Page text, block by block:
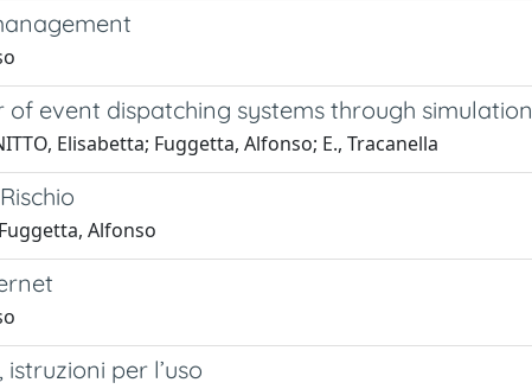
event dispatching systems through simulation
Elisabetta; Fuggetta, Alfonso; E., Tracanella
Alfonso
per l’uso